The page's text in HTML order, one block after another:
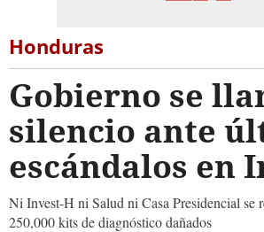
Honduras
Gobierno se
silencio ante
escándalos en
Ni Invest-H ni Salud ni Casa Presidencial se
250,000 kits de diagnóstico dañados